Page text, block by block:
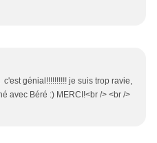
génial!!!!!!!!!! je suis trop ravie,
avec Béré :) MERCI!<br /> <br />